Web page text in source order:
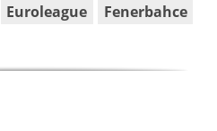
Euroleague Fenerbahce